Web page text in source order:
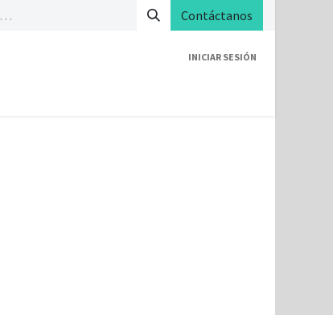
Contáctanos
INICIAR SESIÓN